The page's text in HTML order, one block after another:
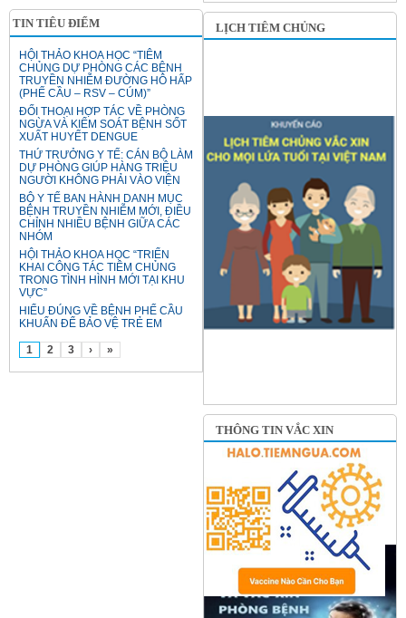
TIN TIÊU ĐIỂM
HỘI THẢO KHOA HỌC “TIÊM
CHỦNG DỰ PHÒNG CÁC BỆNH
TRUYỀN NHIỄM ĐƯỜNG HÔ HẤP
(PHẾ CẦU – RSV – CÚM)”
ĐỐI THOẠI HỢP TÁC VỀ PHÒNG
NGỪA VÀ KIỂM SOÁT BỆNH SỐT
XUẤT HUYẾT DENGUE
THỨ TRƯỞNG Y TẾ: CÁN BỘ LÀM
DỰ PHÒNG GIÚP HÀNG TRIỆU
NGƯỜI KHÔNG PHẢI VÀO VIỆN
BỘ Y TẾ BAN HÀNH DANH MỤC
BỆNH TRUYỀN NHIỄM MỚI, ĐIỀU
CHỈNH NHIỀU BỆNH GIỮA CÁC
NHÓM
HỘI THẢO KHOA HỌC “TRIỂN
KHAI CÔNG TÁC TIÊM CHỦNG
TRONG TÌNH HÌNH MỚI TẠI KHU
VỰC”
HIỂU ĐÚNG VỀ BỆNH PHẾ CẦU
KHUẨN ĐỂ BẢO VỆ TRẺ EM
1 2 3 › »
LỊCH TIÊM CHỦNG
THÔNG TIN VẮC XIN